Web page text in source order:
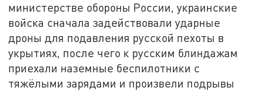
министерстве обороны России, украинские
войска сначала задействовали ударные
дроны для подавления русской пехоты в
укрытиях, после чего к русским блиндажам
приехали наземные беспилотники с
тяжёлыми зарядами и произвели подрывы